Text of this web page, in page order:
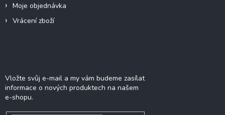
Moje objednávka
Vrácení zboží
Vložte svůj e-mail a my vám budeme zasílat
informace o nových produktech na našem
e-shopu.